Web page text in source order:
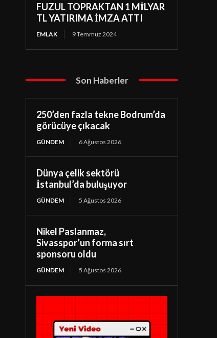
FUZUL TOPRAKTAN 1 MİLYAR
TL YATIRIMA İMZA ATTI
EMLAK 9 Temmuz 2024
Son Haberler
250’den fazla tekne Bodrum’da
görücüye çıkacak
GÜNDEM 6 Ağustos 2026
Dünya çelik sektörü
İstanbul’da buluşuyor
GÜNDEM 5 Ağustos 2026
Nikel Paslanmaz,
Sivasspor’un forma sırt
sponsoru oldu
GÜNDEM 5 Ağustos 2026